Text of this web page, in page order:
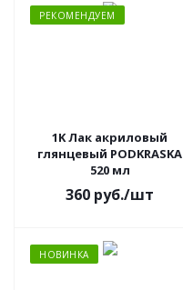
РЕКОМЕНДУЕМ
1K Лак акриловый
глянцевый PODKRASKA
520 мл
360 руб./шт
НОВИНКА